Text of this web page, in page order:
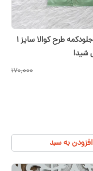
مانتو نوزادی یا جلودکمه طرح کوالا سایز ۱
۱۷۰٬۰۰۰
افزودن به سبد